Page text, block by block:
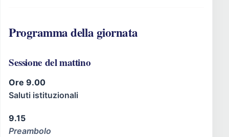
Programma della giornata
Sessione del mattino
Ore 9.00
Saluti istituzionali
9.15
Preambolo